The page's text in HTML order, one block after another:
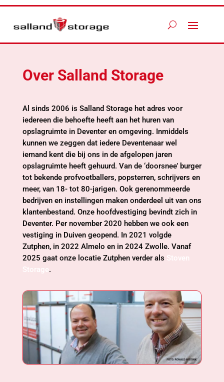
Over Salland Storage
Al sinds 2006 is Salland Storage het adres voor
iedereen die behoefte heeft aan het huren van
opslagruimte in Deventer en omgeving. Inmiddels
kunnen we zeggen dat iedere Deventenaar wel
iemand kent die bij ons in de afgelopen jaren
opslagruimte heeft gehuurd. Van de ‘doorsnee’ burger
tot bekende profvoetballers, popsterren, schrijvers en
meer, van 18- tot 80-jarigen. Ook gerenommeerde
bedrijven en instellingen maken onderdeel uit van ons
klantenbestand. Onze hoofdvestiging bevindt zich in
Deventer. Per november 2020 hebben we ook een
vestiging in Duiven geopend. In 2021 volgde
Zutphen, in 2022 Almelo en in 2024 Zwolle. Vanaf
2025 gaat onze locatie Zutphen verder als Stoven
Storage.